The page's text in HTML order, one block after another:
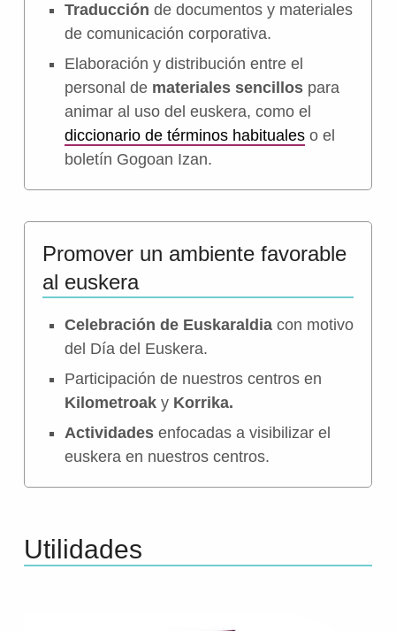
Traducción de documentos y materiales
de comunicación corporativa.
Elaboración y distribución entre el
personal de materiales sencillospara
animar al uso del euskera, como el
diccionario de términos habitualeso el
boletín Gogoan Izan.
Promover un ambiente favorable
al euskera
Celebración de Euskaraldiacon motivo
del Día del Euskera.
Participación de nuestros centros en
Kilometroaky Korrika.
Actividadesenfocadas a visibilizar el
euskera en nuestros centros.
Utilidades